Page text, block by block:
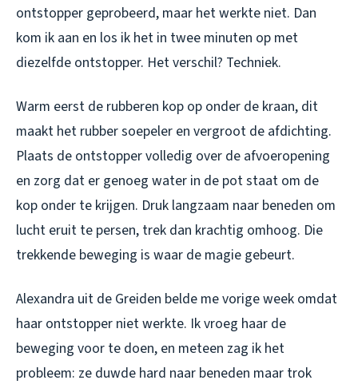
ontstopper geprobeerd, maar het werkte niet. Dan
kom ik aan en los ik het in twee minuten op met
diezelfde ontstopper. Het verschil? Techniek.
Warm eerst de rubberen kop op onder de kraan, dit
maakt het rubber soepeler en vergroot de afdichting.
Plaats de ontstopper volledig over de afvoeropening
en zorg dat er genoeg water in de pot staat om de
kop onder te krijgen. Druk langzaam naar beneden om
lucht eruit te persen, trek dan krachtig omhoog. Die
trekkende beweging is waar de magie gebeurt.
Alexandra uit de Greiden belde me vorige week omdat
haar ontstopper niet werkte. Ik vroeg haar de
beweging voor te doen, en meteen zag ik het
probleem: ze duwde hard naar beneden maar trok